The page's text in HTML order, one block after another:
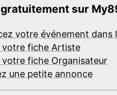
sur
votre événement dans
votre fiche Artiste
votre fiche Organisateur
une petite annonce